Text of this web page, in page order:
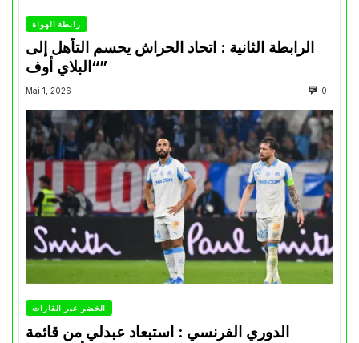
رابطة الهواة
الرابطة الثانية : اتحاد الحراش يحسم التأهل إلى
“البلاي أوف”
Mai 1, 2026 0
الخضر عبر القارات
الدوري الفرنسي : استبعاد عبدلي من قائمة